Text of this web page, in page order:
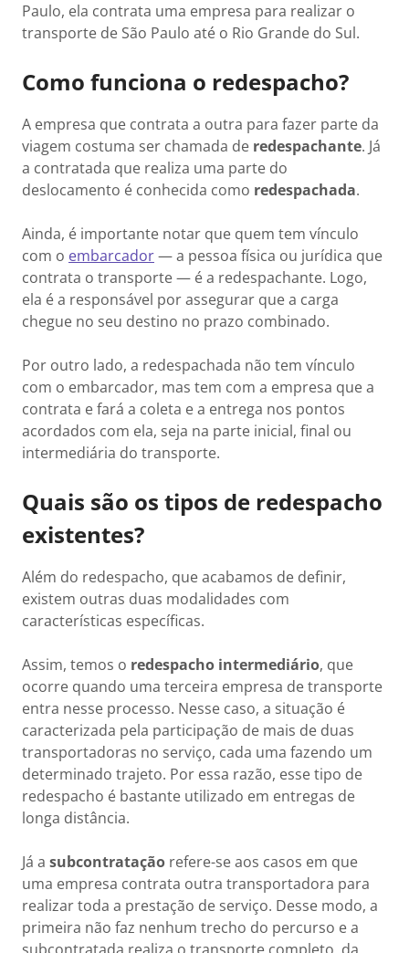
Paulo, ela contrata uma empresa para realizar o
transporte de São Paulo até o Rio Grande do Sul.
Como funciona o redespacho?
A empresa que contrata a outra para fazer parte da
viagem costuma ser chamada de redespachante. Já
a contratada que realiza uma parte do
deslocamento é conhecida como redespachada.
Ainda, é importante notar que quem tem vínculo
com o embarcador— a pessoa física ou jurídica que
contrata o transporte — é a redespachante. Logo,
ela é a responsável por assegurar que a carga
chegue no seu destino no prazo combinado.
Por outro lado, a redespachada não tem vínculo
com o embarcador, mas tem com a empresa que a
contrata e fará a coleta e a entrega nos pontos
acordados com ela, seja na parte inicial, final ou
intermediária do transporte.
Quais são os tipos de redespacho
existentes?
Além do redespacho, que acabamos de definir,
existem outras duas modalidades com
características específicas.
Assim, temos o redespacho intermediário, que
ocorre quando uma terceira empresa de transporte
entra nesse processo. Nesse caso, a situação é
caracterizada pela participação de mais de duas
transportadoras no serviço, cada uma fazendo um
determinado trajeto. Por essa razão, esse tipo de
redespacho é bastante utilizado em entregas de
longa distância.
Já a subcontratação refere-se aos casos em que
uma empresa contrata outra transportadora para
realizar toda a prestação de serviço. Desse modo, a
primeira não faz nenhum trecho do percurso e a